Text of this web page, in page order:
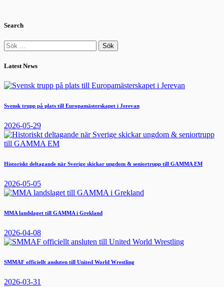
Search
Sök
efter:
Latest News
Svensk trupp på plats till Europamästerskapet i Jerevan
2026-05-29
Historiskt deltagande när Sverige skickar ungdom & seniortrupp till GAMMA EM
2026-05-05
MMA landslaget till GAMMA i Grekland
2026-04-08
SMMAF officiellt ansluten till United World Wrestling
2026-03-31